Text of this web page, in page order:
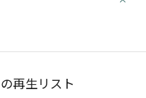
再生リスト